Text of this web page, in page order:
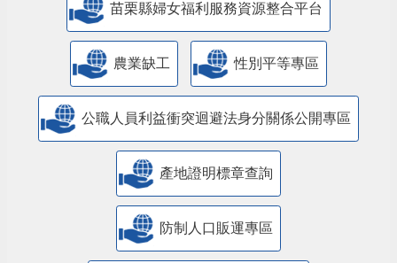
苗栗縣婦女福利服務資源整合平台
農業缺工 性別平等專區
公職人員利益衝突迴避法身分關係公開專區
產地證明標章查詢
防制人口販運專區